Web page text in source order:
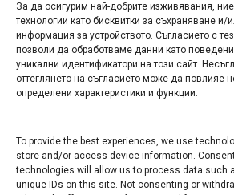
За да осигурим най-добрите изживявания,
технологии като бисквитки за съхраняване и/
информация за устройството. Съгласието с
позволи да обработваме данни като
уникални идентификатори на този сайт.
оттеглянето на съгласието може да повлияе
определени характеристики и функции.
To provide the best experiences, we use
store and/or access device information.
technologies will allow us to process data such
unique IDs on this site. Not consenting or
БИЗНЕС
Арт галерия "Мостове" – магазин
СЕВЕРОЗАПАДА
ТУРИСТИЧЕСКИ КЛЪСТЕР
ИНСТИТУЦИИ В
Административен съд Ловеч